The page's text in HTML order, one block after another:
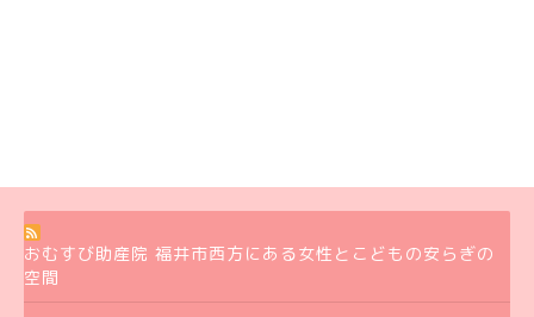
おむすび助産院 福井市西方にある女性とこどもの安らぎの
空間